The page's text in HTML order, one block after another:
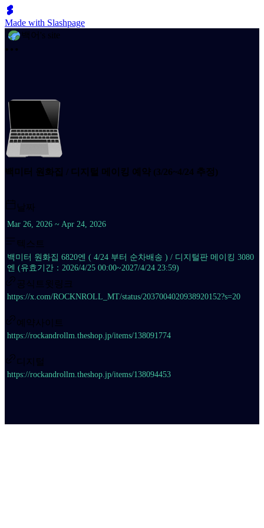
Made with Slashpage
백어's site
백미터 원화집 / 디지털 메이킹 예약 (3/26~4/24 추정)
날짜
Mar 26, 2026 ~ Apr 24, 2026
텍스트
백미터 원화집 6820엔 ( 4/24 부터 순차배송 ) / 디지털판 메이킹 3080
엔 (유효기간：2026/4/25 00:00~2027/4/24 23:59)
공식트윗링크
https://x.com/ROCKNROLL_MT/status/2037004020938920152?s=20
예약사이트
https://rockandrollm.theshop.jp/items/138091774
디지털
https://rockandrollm.theshop.jp/items/138094453